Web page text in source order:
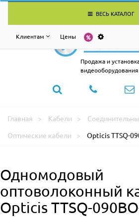
ВЕСЬ КАТАЛОГ
Клиентам Цены
Продажа и
видеооборудования
Главная Кабели
Оптические кабели
Opticis TTSQ-
Одномодовый
оптоволоконный
Opticis TTSQ-